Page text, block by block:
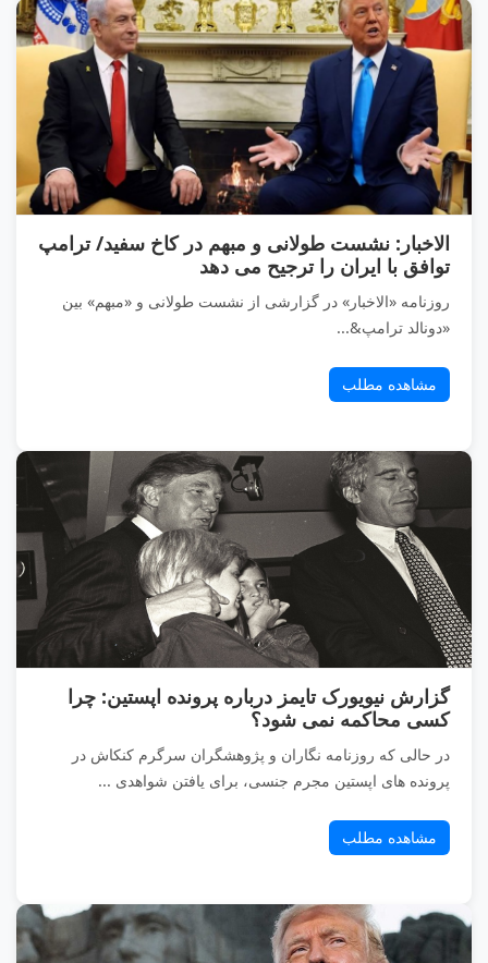
الاخبار: نشست طولانی و مبهم در کاخ سفید/ ترامپ
توافق با ایران را ترجیح می دهد
روزنامه «الاخبار» در گزارشی از نشست طولانی و «مبهم» بین
«دونالد ترامپ&...
مشاهده مطلب
گزارش نیویورک تایمز درباره پرونده اپستین: چرا
کسی محاکمه نمی شود؟
در حالی که روزنامه نگاران و پژوهشگران سرگرم کنکاش در
پرونده های اپستین مجرم جنسی، برای یافتن شواهدی ...
مشاهده مطلب